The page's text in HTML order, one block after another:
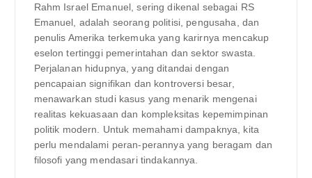
Rahm Israel Emanuel, sering dikenal sebagai RS
Emanuel, adalah seorang politisi, pengusaha, dan
penulis Amerika terkemuka yang karirnya mencakup
eselon tertinggi pemerintahan dan sektor swasta.
Perjalanan hidupnya, yang ditandai dengan
pencapaian signifikan dan kontroversi besar,
menawarkan studi kasus yang menarik mengenai
realitas kekuasaan dan kompleksitas kepemimpinan
politik modern. Untuk memahami dampaknya, kita
perlu mendalami peran-perannya yang beragam dan
filosofi yang mendasari tindakannya.